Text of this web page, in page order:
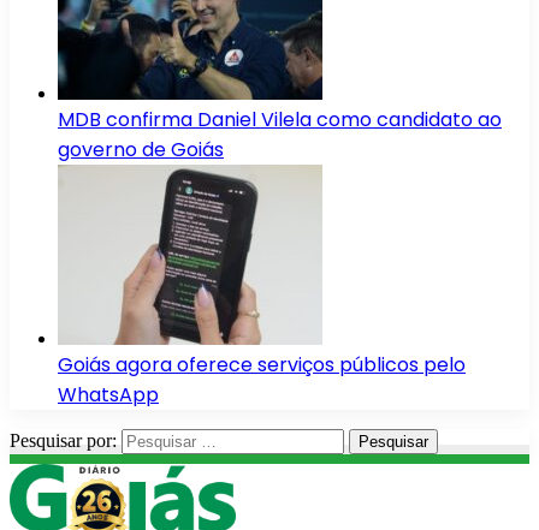
MDB confirma Daniel Vilela como candidato ao
governo de Goiás
Goiás agora oferece serviços públicos pelo
WhatsApp
Pesquisar por: